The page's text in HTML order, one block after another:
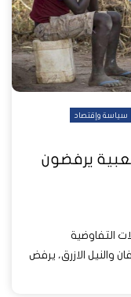
سياسة وإقتصاد
يرفضون
عن الجولات التفاوضية
والنيل الازرق، يرفض